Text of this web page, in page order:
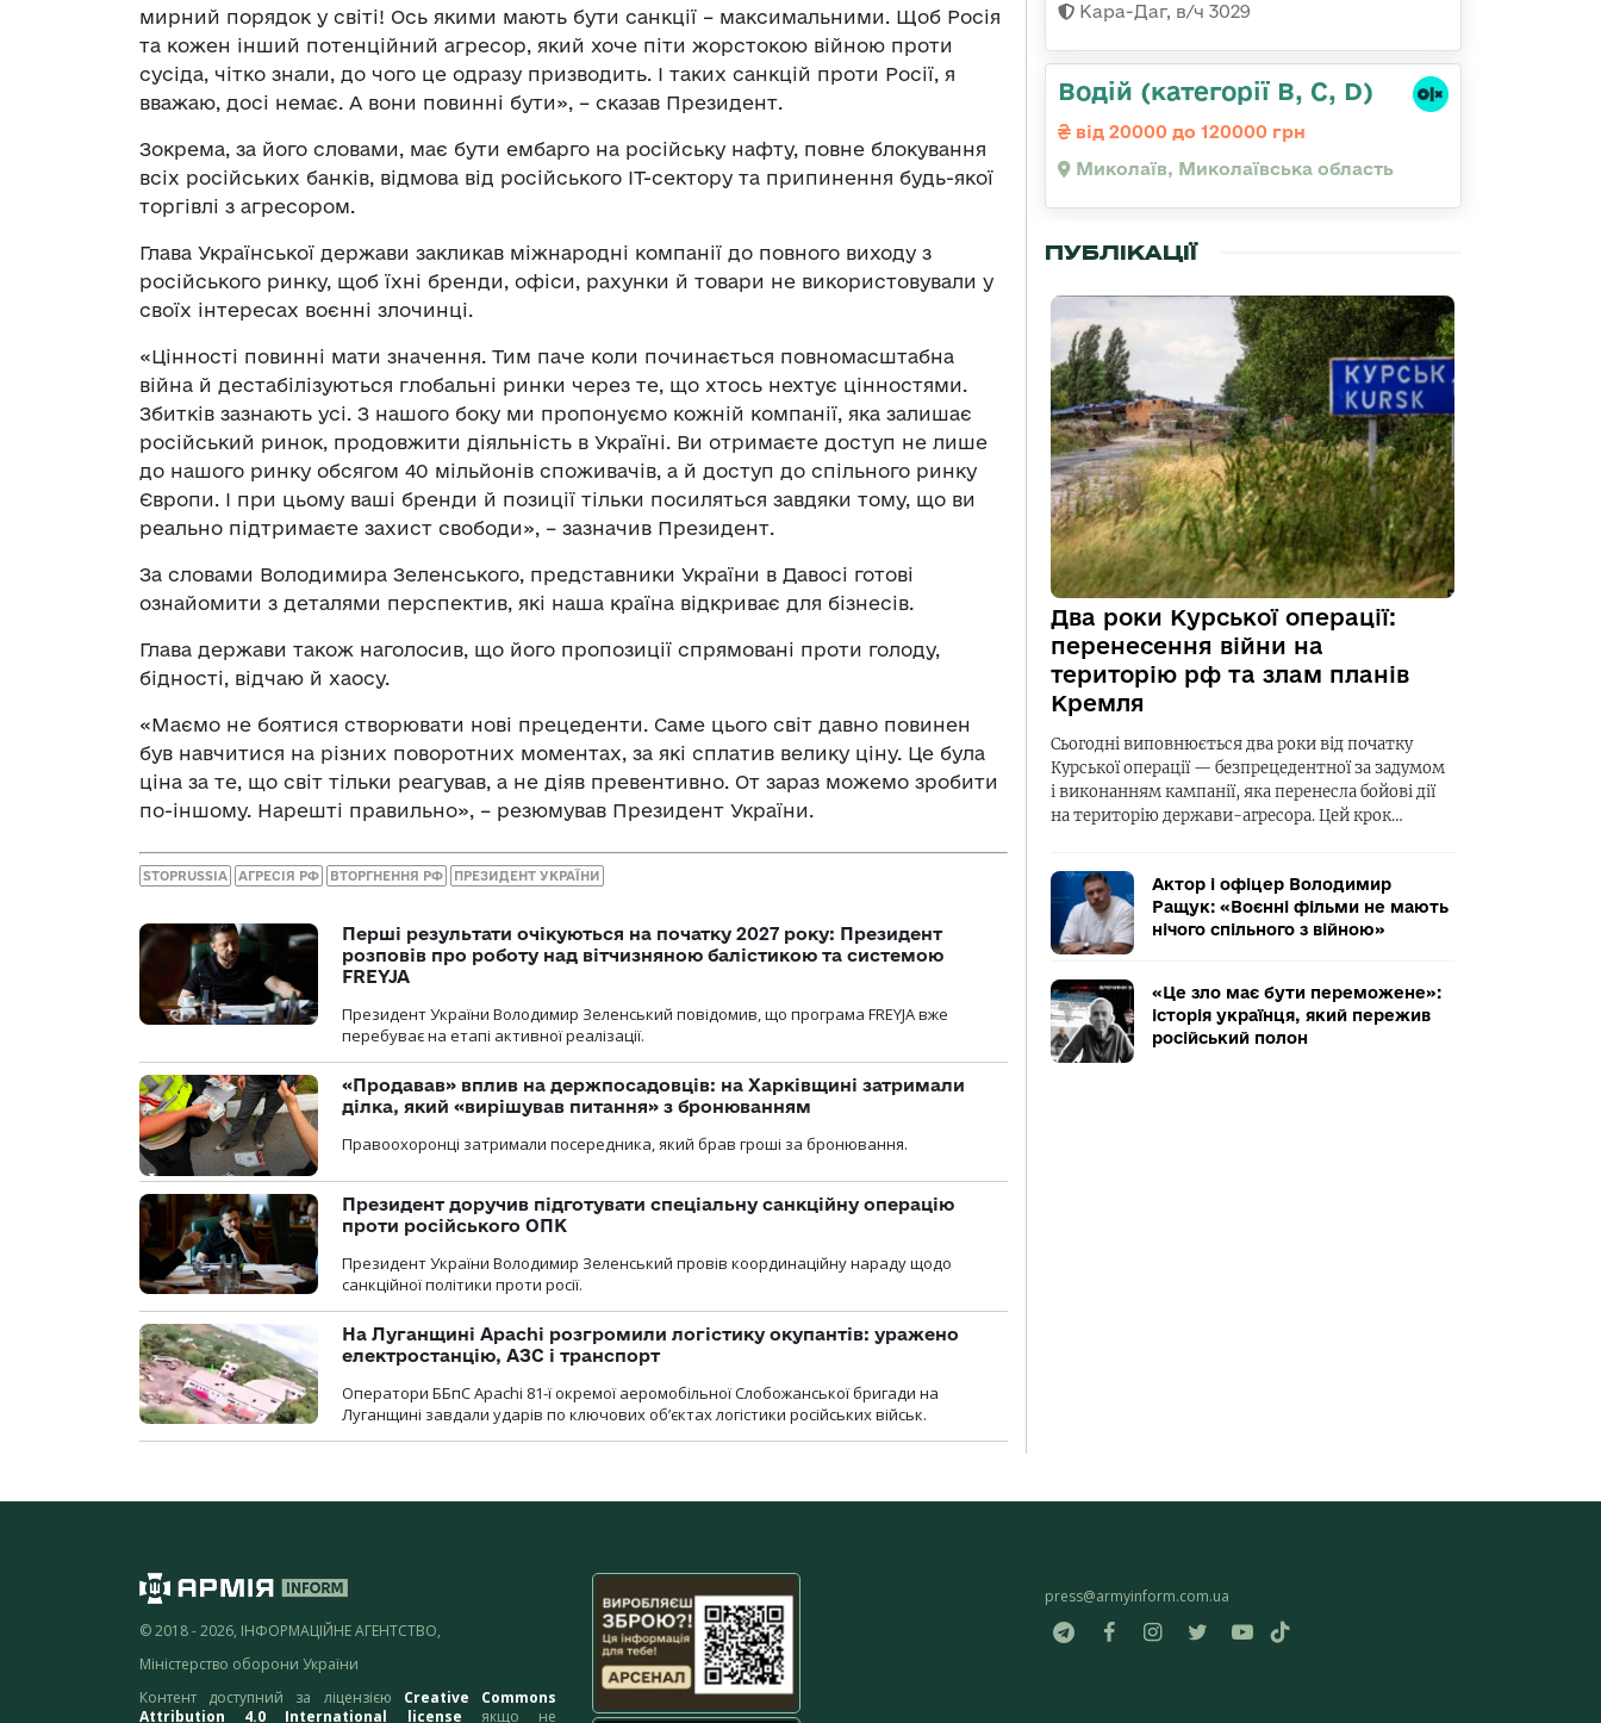
мирний порядок у світі! Ось якими мають бути санкції – максимальними. Щоб Росія
та кожен інший потенційний агресор, який хоче піти жорстокою війною проти
сусіда, чітко знали, до чого це одразу призводить. І таких санкцій проти Росії, я
вважаю, досі немає. А вони повинні бути», – сказав Президент.
Зокрема, за його словами, має бути ембарго на російську нафту, повне блокування
всіх російських банків, відмова від російського IT-сектору та припинення будь-якої
торгівлі з агресором.
Глава Української держави закликав міжнародні компанії до повного виходу з
російського ринку, щоб їхні бренди, офіси, рахунки й товари не використовували у
своїх інтересах воєнні злочинці.
«Цінності повинні мати значення. Тим паче коли починається повномасштабна
війна й дестабілізуються глобальні ринки через те, що хтось нехтує цінностями.
Збитків зазнають усі. З нашого боку ми пропонуємо кожній компанії, яка залишає
російський ринок, продовжити діяльність в Україні. Ви отримаєте доступ не лише
до нашого ринку обсягом 40 мільйонів споживачів, а й доступ до спільного ринку
Європи. І при цьому ваші бренди й позиції тільки посиляться завдяки тому, що ви
реально підтримаєте захист свободи», – зазначив Президент.
За словами Володимира Зеленського, представники України в Давосі готові
ознайомити з деталями перспектив, які наша країна відкриває для бізнесів.
Глава держави також наголосив, що його пропозиції спрямовані проти голоду,
бідності, відчаю й хаосу.
«Маємо не боятися створювати нові прецеденти. Саме цього світ давно повинен
був навчитися на різних поворотних моментах, за які сплатив велику ціну. Це була
ціна за те, що світ тільки реагував, а не діяв превентивно. От зараз можемо зробити
по-іншому. Нарешті правильно», – резюмував Президент України.
STOPRUSSIA АГРЕСІЯ РФ ВТОРГНЕННЯ РФ ПРЕЗИДЕНТ УКРАЇНИ
Перші результати очікуються на початку 2027 року: Президент
розповів про роботу над вітчизняною балістикою та системою
FREYJA
Президент України Володимир Зеленський повідомив, що програма FREYJA вже
перебуває на етапі активної реалізації.
«Продавав» вплив на держпосадовців: на Харківщині затримали
ділка, який «вирішував питання» з бронюванням
Правоохоронці затримали посередника, який брав гроші за бронювання.
Президент доручив підготувати спеціальну санкційну операцію
проти російського ОПК
Президент України Володимир Зеленський провів координаційну нараду щодо
санкційної політики проти росії.
На Луганщині Apachi розгромили логістику окупантів: уражено
електростанцію, АЗС і транспорт
Оператори ББпС Apachi 81-ї окремої аеромобільної Слобожанської бригади на
Луганщині завдали ударів по ключових об’єктах логістики російських військ.
Кара-Даг, в/ч 3029
Водій (категорії B, C, D)
від 20000 до 120000 грн
Миколаїв, Миколаївська область
ПУБЛІКАЦІЇ
Два роки Курської операції:
перенесення війни на
територію рф та злам планів
Кремля
Сьогодні виповнюється два роки від початку
Курської операції — безпрецедентної за задумом
і виконанням кампанії, яка перенесла бойові дії
на територію держави-агресора. Цей крок…
Актор і офіцер Володимир
Ращук: «Воєнні фільми не мають
нічого спільного з війною»
«Це зло має бути переможене»:
історія українця, який пережив
російський полон
© 2018 - 2026, ІНФОРМАЦІЙНЕ АГЕНТСТВО,
Міністерство оборони України
Контент доступний за ліцензією Creative Commons
Attribution 4.0 International license якщо не
press@armyinform.com.ua